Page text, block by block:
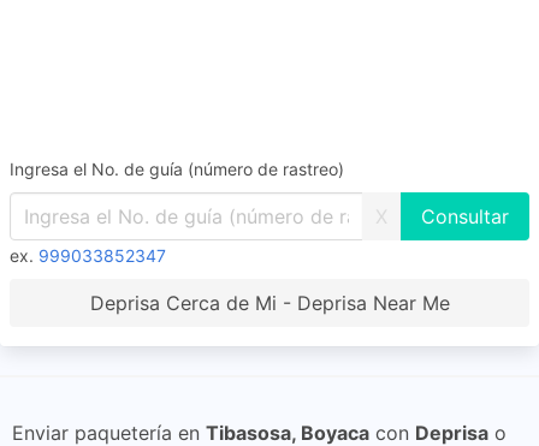
Ingresa el No. de guía (número de rastreo)
X
ex. 999033852347
Deprisa Cerca de Mi - Deprisa Near Me
Enviar paquetería en Tibasosa, Boyaca con Deprisa o